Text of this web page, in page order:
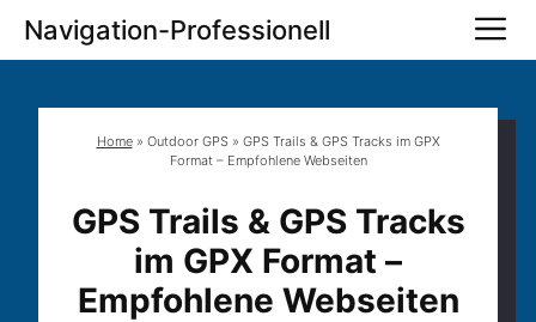
Zum
Inhalt
Navigation-Professionell
Home» Outdoor GPS» GPS Trails & GPS Tracks im GPX
Format – Empfohlene Webseiten
GPS Trails & GPS Tracks
im GPX Format –
Empfohlene Webseiten